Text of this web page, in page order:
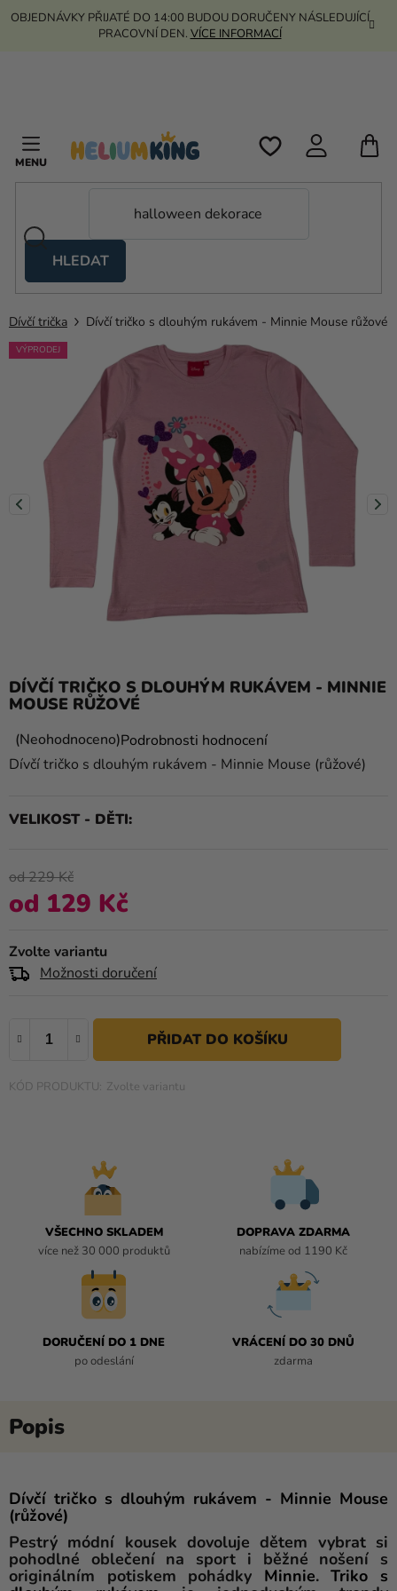
Přejít
OBJEDNÁVKY PŘIJATÉ DO 14:00 BUDOU DORUČENY NÁSLEDUJÍCÍ
PRACOVNÍ DEN. VÍCE INFORMACÍ
HLEDAT
stany
Kanekalon
balónky
Svatba
Párty
Výzdoba
Kostýmy
Dárky
merch
Kreativní
Personalizované
produkty
Výprodej
Naše
Dívčí trička Dívčí tričko s dlouhým rukávem - Minnie Mouse růžové
DÍVČÍ TRIČKO S DLOUHÝM RUKÁVEM - MINNIE
MOUSE RŮŽOVÉ
Průměrné
hodnocení
0,0
hvězdiček.
NeohodnocenoPodrobnosti hodnocení
Dívčí tričko s dlouhým rukávem - Minnie Mouse (růžové)
VELIKOST - DĚTI
Zvolte variantu
Možnosti doručení
od 229 Kč
od 129 Kč
Zvolte variantu
VÝPRODEJ
VŠECHNO SKLADEM
více než 30 000 produktů
DOPRAVA ZDARMA
nabízíme od 1190 Kč
DORUČENÍ DO 1 DNE
po odeslání
VRÁCENÍ DO 30 DNŮ
zdarma
Dívčí tričko s dlouhým rukávem - Minnie Mouse
(růžové)
Pestrý módní kousek dovoluje dětem vybrat si
pohodlné oblečení na sport i běžné nošení s
originálním potiskem pohádky Minnie.Triko s